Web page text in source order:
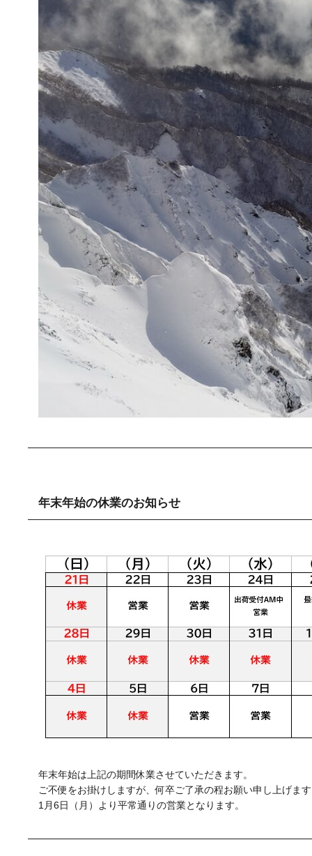
年末年始の休業のお知らせ
年末年始は上記の期間休業させていただきます。
ご不便をお掛けしますが、何卒ご了承の程お願い申し上げま
1月6日（月）より平常通りの営業となります。